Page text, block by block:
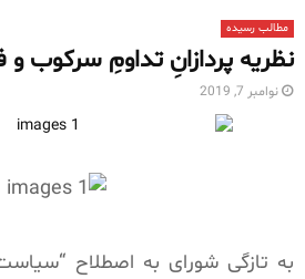
مطالب رسیده
نظریه پردازانِ تداومِ سرکوب و
نوامبر 7, 2019
به تازگی شورای به اصطلاح